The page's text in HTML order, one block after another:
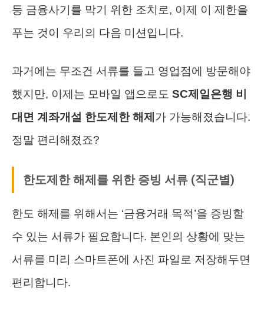
등 금융사기를 막기 위한 조치로, 이제 이 제한을
푸는 것이 우리의 다음 미션입니다.
과거에는 무조건 서류를 들고 영업점에 방문해야
했지만, 이제는 모바일 앱으로도 SC제일은행 비
대면 계좌개설 한도제한 해제 가 가능해졌습니다.
정말 편리해졌죠?
한도제한 해제를 위한 증빙 서류 (직군별)
한도 해제를 위해서는 ‘금융거래 목적’을 증빙할
수 있는 서류가 필요합니다. 본인의 상황에 맞는
서류를 미리 스마트폰에 사진 파일로 저장해두면
편리합니다.